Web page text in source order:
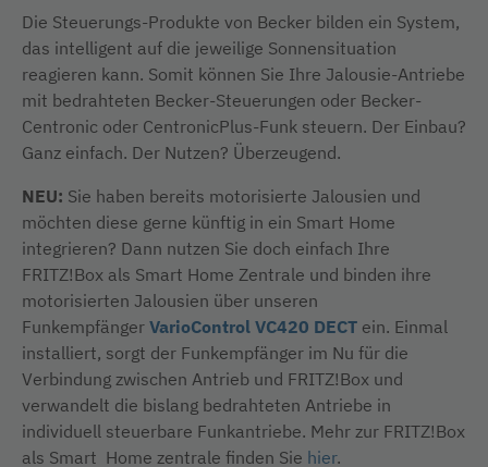
Die Steuerungs-Produkte von Becker bilden ein System,
das intelligent auf die jeweilige Sonnensituation
reagieren kann. Somit können Sie Ihre Jalousie-Antriebe
mit bedrahteten Becker-Steuerungen oder Becker-
Centronic oder CentronicPlus-Funk steuern. Der Einbau?
Ganz einfach. Der Nutzen? Überzeugend.
NEU: Sie haben bereits motorisierte Jalousien und
möchten diese gerne künftig in ein Smart Home
integrieren? Dann nutzen Sie doch einfach Ihre
FRITZ!Box als Smart Home Zentrale und binden ihre
motorisierten Jalousien über unseren
Funkempfänger VarioControl VC420 DECT ein. Einmal
installiert, sorgt der Funkempfänger im Nu für die
Verbindung zwischen Antrieb und FRITZ!Box und
verwandelt die bislang bedrahteten Antriebe in
individuell steuerbare Funkantriebe. Mehr zur FRITZ!Box
als Smart Home zentrale finden Sie hier.